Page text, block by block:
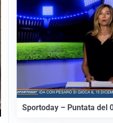
Sportoday – Puntata del